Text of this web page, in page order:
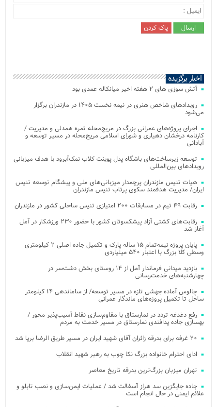
اخبار برگزیده
آتش‌ سوزی‌ های ۲ هفته اخیر میانکاله عمدی بود
رویدادهای شاخص هنری در نیمه نخست ۱۴۰۵ در مازندران برگزار
می‌شود
اجرای پروژه‌های عمرانی بزرگ در مریج‌محله ثمره همدلی و مدیریت /
کارنامه درخشان دهیاری و شورای اسلامی مریج‌محله در مسیر توسعه و
آبادانی
توسعه زیرساخت‌های باشگاه پدل پوینت کلاب نمک‌آبرود با هدف میزبانی
رویدادهای بین‌المللی
هیات تنیس مازندران پرچمدار میزبانی‌های ملی و پیشگام توسعه تنیس
ایران/ مدیریت هدفمند سکوی پرتاب تنیس مازندران
رقابت ۴۹ تیم در مسابقات ۲۰۰ امتیازی تنیس ساحلی کشور در مازندران
رقابت‌های کشتی آزاد پیشکسوتان کشور با حضور ۲۳۰ ورزشکار در آمل
آغاز شد
پایان پروژه نیمه‌تمام ۱۵ ساله پارک و تکمیل جاده اصلی ۲ کیلومتری
وسطی کلا بزرگ با اعتبار ۵۴۰ میلیاردی
بازدید میدانی فرماندار آمل از ۱۴ روستای بخش دشت‌سر در
چهارشنبه‌های خدمت‌رسانی
چالوس آماده جهشی تازه در مسیر توسعه/ از ساماندهی ۱۴ کیلومتر
ساحل تا تکمیل پروژه‌های ماندگار عمرانی
رفع دغدغه تردد در نمارستاق با مقاوم‌سازی نقاط آسیب‌پذیر محور /
بهسازی جاده پدافندی نمارستاق در مسیر خدمت به مردم
۲۰ غرفه برای بدرقه زائران آقای شهید ایران در مسیر طریق الرضا برپا شد
ادای احترام خانواده بزرگ نکا چوب به رهبر شهید انقلاب
تهران میزبان بزرگ‌ترین بدرقه تاریخ معاصر
جاده جایگزین سد هراز آسفالت شد / عملیات ایمن‌سازی و نصب تابلو و
علائم ایمنی در حال انجام است